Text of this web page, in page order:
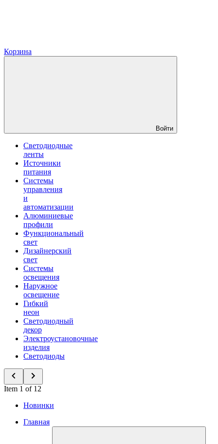
Корзина
Войти
Светодиодные
ленты
Источники
питания
Системы
управления
и
автоматизации
Алюминиевые
профили
Функциональный
свет
Дизайнерский
свет
Системы
освещения
Наружное
освещение
Гибкий
неон
Светодиодный
декор
Электроустановочные
изделия
Светодиоды
Item 1 of 12
Новинки
Главная